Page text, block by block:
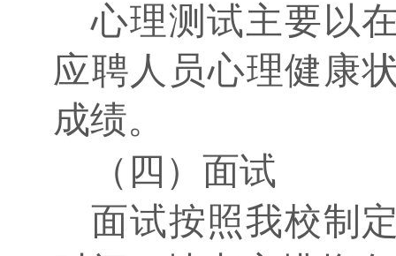
心理测试主要以
应聘人员心理健康
成绩。
（四）面试
面试按照我校制